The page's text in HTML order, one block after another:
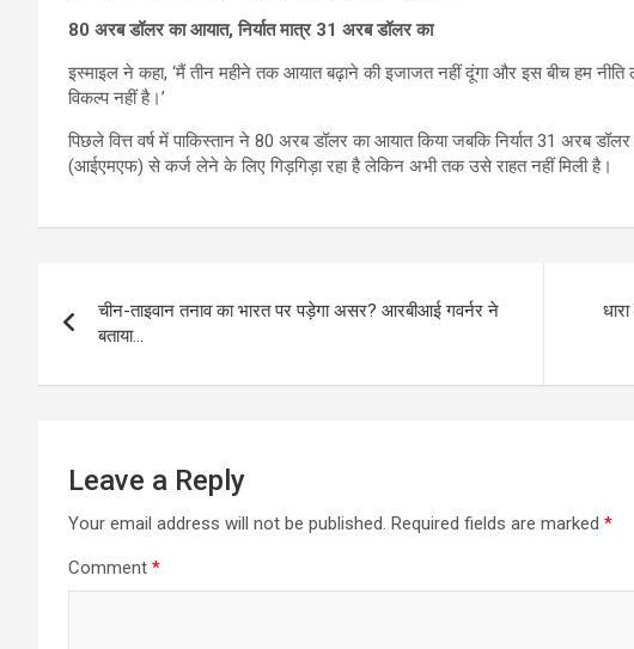
80 अरब डॉलर का आयात, निर्यात मात्र 31 अरब डॉलर का
इस्माइल ने कहा, ‘मैं तीन महीने तक आयात बढ़ाने की इजाजत नहीं दूंगा और इस बीच हम
विकल्प नहीं है।’
पिछले वित्त वर्ष में पाकिस्तान ने 80 अरब डॉलर का आयात किया जबकि निर्यात 31 अरब
(आईएमएफ) से कर्ज लेने के लिए गिड़गिड़ा रहा है लेकिन अभी तक उसे राहत नहीं मिली है।
navigation
चीन-ताइवान तनाव का भारत पर पड़ेगा असर? आरबीआई गवर्नर ने
बताया…
Leave a Reply
Your email address will not be published. Required fields are marked *
Comment *